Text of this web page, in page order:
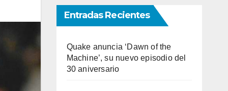
Entradas Recientes
Quake anuncia ‘Dawn of the
Machine’, su nuevo episodio del
30 aniversario